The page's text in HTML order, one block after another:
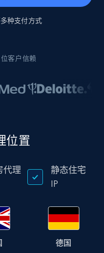
种支付方式
客户信赖
位置
代理
静态住宅
IP
德国